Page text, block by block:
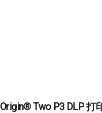
Origin® Two P3 DLP 打